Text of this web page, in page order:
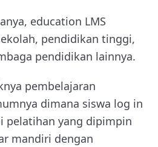
education LMS
pendidikan tinggi,
pendidikan lainnya.
pembelajaran
dimana siswa log in
pelatihan yang dipimpin
mandiri dengan